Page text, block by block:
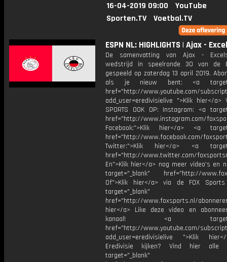
16-04-2019 09:00
YouTube
Sporten.TV
Voetbal.TV
ESPN NL: HIGHLIGHTS | Ajax -
De samenvatting van Ajax -
wedstrijd in speelronde 30 van de
gespeeld op zaterdag 13 april 2019.
als je nieuw bent: <a
href="http://www.youtube.com/
add_user=eredivisielive ">Klik hier</a>
SPORTS OOK OP: Instagram: <a
href="http://www.instagram.com/
Facebook:">Klik hier</a> <a
href="http://www.facebook.com/
Twitter:">Klik hier</a> <a
href="http://www.twitter.com/
En">Klik hier</a> nog meer video’s en
target="_blank" href="http://
Of">Klik hier</a> via de FOX
target="_blank"
href="http://www.foxsports.nl/
hier</a> Like deze video en
kanaal! <a
href="http://www.youtube.com/
add_user=eredivisielive ">Klik
Eredivisie kijken? Vind hier alle
target="_blank"